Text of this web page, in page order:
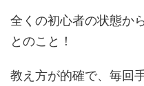
全くの初心者の状態か
とのこと！
教え方が的確で、毎回